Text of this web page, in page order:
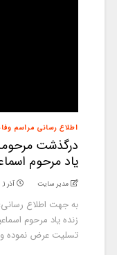
اطلاع رسانی مراسم
درگذشت
یاد مرحوم
مدیر سایت آذر ۱, ۱۳۹۵
به جهت اطلاع
زنده یاد مرحوم
تسلیت عرض نموده